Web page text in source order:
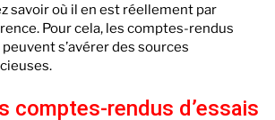
savoir où il en est réellement par
Pour cela, les comptes-rendus
s’avérer des sources
comptes-rendus d’essais